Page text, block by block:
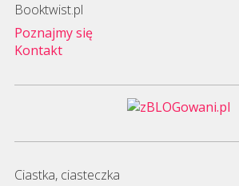
Booktwist.pl
Poznajmy się
Kontakt
Ciastka, ciasteczka